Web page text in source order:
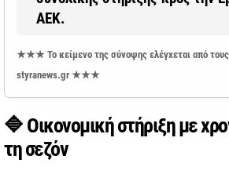
ΑΕΚ.
★★★ Το κείμενο της σύνοψης ελέγχεται από τους
styranews.gr ★★★
🔷 Οικονομική στήριξη με
τη σεζόν